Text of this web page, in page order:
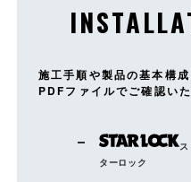
施工手順や製品の基本構
PDFファイルでご確認いた
ス
ターロック